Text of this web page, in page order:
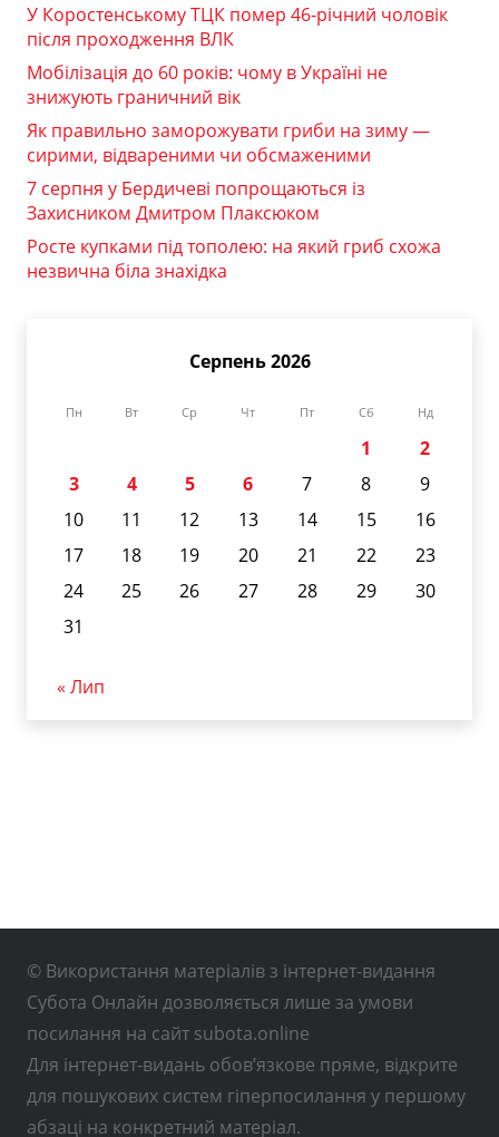
У Коростенському ТЦК помер 46-річний чоловік
після проходження ВЛК
Мобілізація до 60 років: чому в Україні не
знижують граничний вік
Як правильно заморожувати гриби на зиму —
сирими, відвареними чи обсмаженими
7 серпня у Бердичеві попрощаються із
Захисником Дмитром Плаксюком
Росте купками під тополею: на який гриб схожа
незвична біла знахідка
Серпень 2026
Пн Вт Ср Чт Пт Сб Нд
1
2
3
4 5 6 7 8
9
10
11 12 13 14 15
16
17
18 19 20 21 22
23
24
25 26 27 28 29
30
31
« Лип
© Використання матеріалів з інтернет-видання
Субота Онлайн дозволяється лише за умови
посилання на сайт subota.online
Для інтернет-видань обов’язкове пряме, відкрите
для пошукових систем гіперпосилання у першому
абзаці на конкретний матеріал.